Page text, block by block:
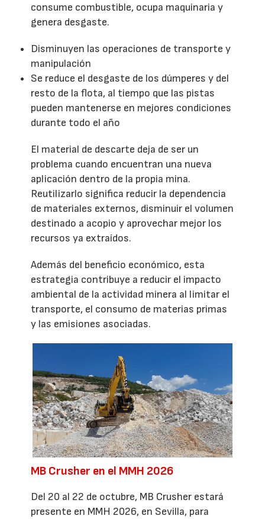
consume combustible, ocupa maquinaria y
genera desgaste.
Disminuyen las operaciones de transporte y
manipulación
Se reduce el desgaste de los dúmperes y del
resto de la flota, al tiempo que las pistas
pueden mantenerse en mejores condiciones
durante todo el año
El material de descarte deja de ser un
problema cuando encuentran una nueva
aplicación dentro de la propia mina.
Reutilizarlo significa reducir la dependencia
de materiales externos, disminuir el volumen
destinado a acopio y aprovechar mejor los
recursos ya extraídos.
Además del beneficio económico, esta
estrategia contribuye a reducir el impacto
ambiental de la actividad minera al limitar el
transporte, el consumo de materias primas
y las emisiones asociadas.
MB Crusher en el MMH 2026
Del 20 al 22 de octubre, MB Crusher estará
presente en MMH 2026, en Sevilla, para